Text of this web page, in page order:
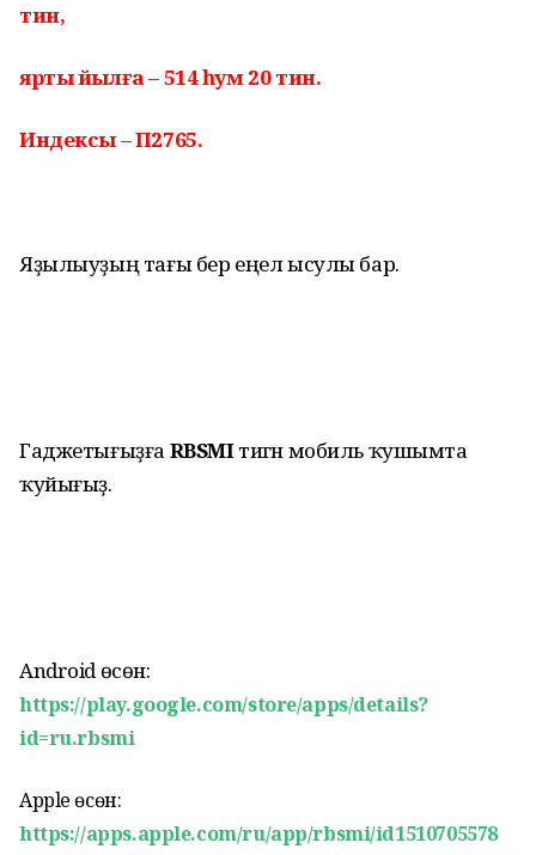
тин,
ярты йылға – 514 һум 20 тин.
Индексы – П2765.
Яҙылыуҙың тағы бер еңел ысулы бар.
Гаджетығыҙға RBSMIтигән мобиль ҡушымта
ҡуйығыҙ.
Android өсөн:
https://play.google.com/store/apps/details?
id=ru.rbsmi
Apple өсөн:
https://apps.apple.com/ru/app/rbsmi/id1510705578